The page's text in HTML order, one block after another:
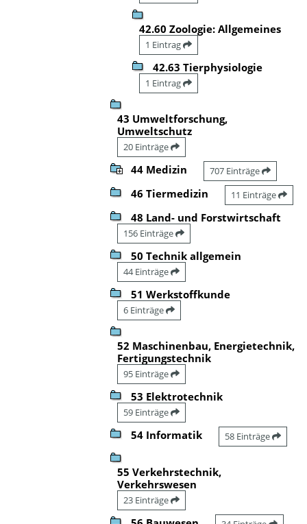
42.60 Zoologie: Allgemeines
1 Eintrag
42.63 Tierphysiologie
1 Eintrag
43 Umweltforschung,
Umweltschutz
20 Einträge
44 Medizin 707 Einträge
46 Tiermedizin 11 Einträge
48 Land- und Forstwirtschaft
156 Einträge
50 Technik allgemein
44 Einträge
51 Werkstoffkunde
6 Einträge
52 Maschinenbau, Energietechnik,
Fertigungstechnik
95 Einträge
53 Elektrotechnik
59 Einträge
54 Informatik 58 Einträge
55 Verkehrstechnik,
Verkehrswesen
23 Einträge